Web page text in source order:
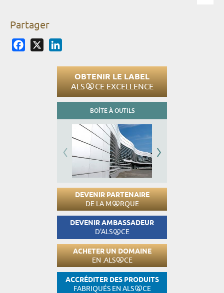
Partager
Facebook
OBTENIR LE LABEL
ALS CE EXCELLENCE
BOÎTE À OUTILS
DEVENIR PARTENAIRE
DE LA M RQUE
DEVENIR AMBASSADEUR
D'ALS CE
ACHETER UN DOMAINE
EN .ALS CE
ACCRÉDITER DES PRODUITS
FABRIQUÉS EN ALS CE